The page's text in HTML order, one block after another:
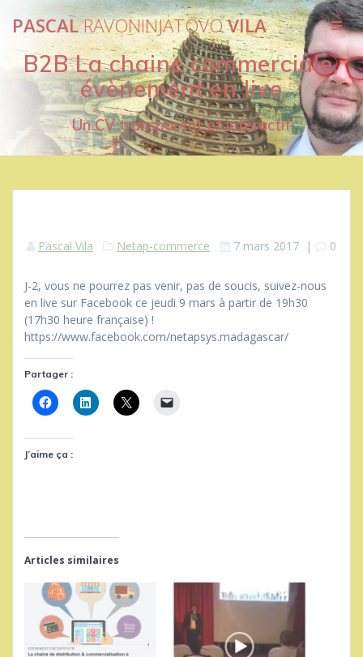
Passer
au
contenu
PASCALRAVONINJATOVOVILA
B2B La chaine commerciale,
évènement en live
Un CV transparent et interactif
Pascal Vila Netap-commerce 7 mars 2017 | 0
J-2, vous ne pourrez pas venir, pas de soucis, suivez-nous
en live sur Facebook ce jeudi 9 mars à partir de 19h30
(17h30 heure française) !
https://www.facebook.com/netapsys.madagascar/
Partager :
J’aime ça :
Articles similaires